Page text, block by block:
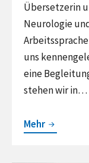
Übersetzerin
Neurologie
uns
eine
stehen wir in…
Mehr Muss